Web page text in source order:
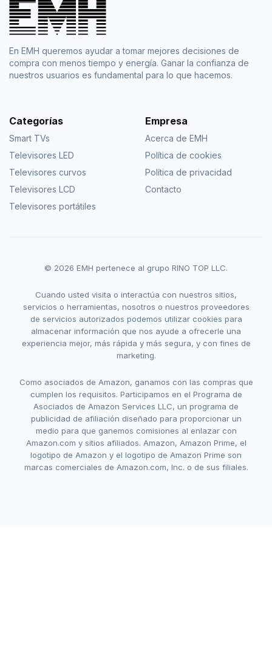
En EMH queremos ayudar a tomar mejores decisiones de
compra con menos tiempo y energía. Ganar la confianza de
nuestros usuarios es fundamental para lo que hacemos.
Categorías
Smart TVs
Televisores LED
Televisores curvos
Televisores LCD
Televisores portátiles
Empresa
Acerca de EMH
Política de cookies
Política de privacidad
Contacto
© 2026 EMH pertenece al grupo RINO TOP LLC.
Cuando usted visita o interactúa con nuestros sitios,
servicios o herramientas, nosotros o nuestros proveedores
de servicios autorizados podemos utilizar cookies para
almacenar información que nos ayude a ofrecerle una
experiencia mejor, más rápida y más segura, y con fines de
marketing.
Como asociados de Amazon, ganamos con las compras que
cumplen los requisitos. Participamos en el Programa de
Asociados de Amazon Services LLC, un programa de
publicidad de afiliación diseñado para proporcionar un
medio para que ganemos comisiones al enlazar con
Amazon.com y sitios afiliados. Amazon, Amazon Prime, el
logotipo de Amazon y el logotipo de Amazon Prime son
marcas comerciales de Amazon.com, Inc. o de sus filiales.